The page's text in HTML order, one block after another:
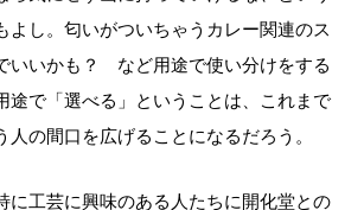
よし。匂いがついちゃうカレー関連のス
いいかも？ など用途で使い分けをする
途で「選べる」ということは、これまで
人の間口を広げることになるだろう。
に工芸に興味のある人たちに開化堂との